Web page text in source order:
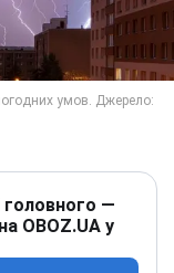
головного —
OBOZ.UA у